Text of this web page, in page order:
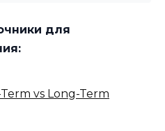
для
vs Long-Term